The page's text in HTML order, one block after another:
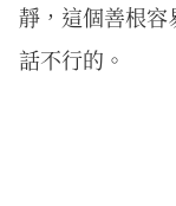
靜，這個善根
話不行的。